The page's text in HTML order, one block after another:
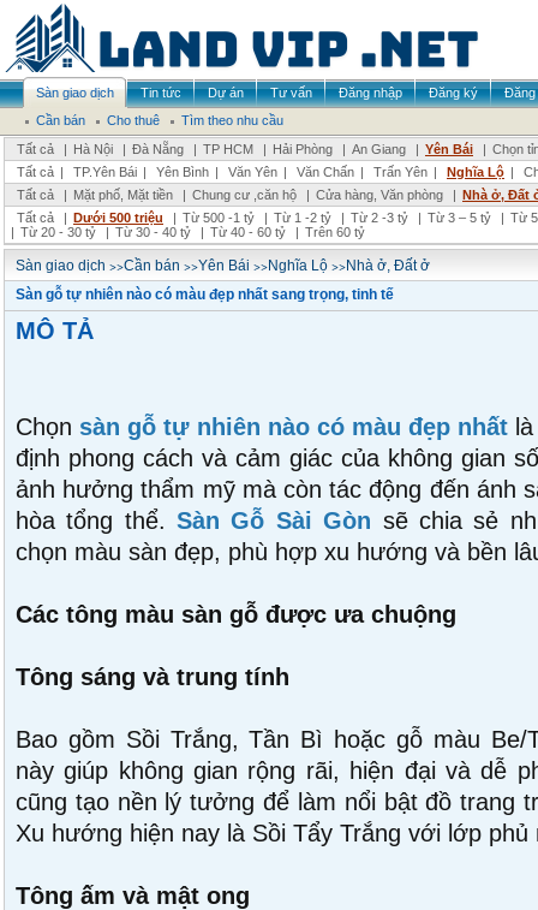
Sàn giao dịch Tin tức Dự án Tư vấn Đăng nhập Đăng ký
Đăng
Cần bán
Cho thuê
Tìm theo nhu cầu
Tất cả
| Hà Nội | Đà Nẵng | TP HCM | Hải Phòng | An Giang | Yên Bái | Chọn
Tất cả | TP.Yên Bái | Yên Bình | Văn Yên | Văn Chấn | Trấn Yên | Nghĩa Lộ |
Tất cả
| Mặt phố, Mặt tiền | Chung cư ,căn hộ | Cửa hàng, Văn phòng | Nhà ở, Đất
Tất cả
| Dưới 500 triệu | Từ 500 -1 tỷ | Từ 1 -2 tỷ | Từ 2 -3 tỷ | Từ 3 – 5 tỷ | Từ
| Từ 20 - 30 tỷ | Từ 30 - 40 tỷ | Từ 40 - 60 tỷ | Trên 60 tỷ
Sàn giao dịch >>Cần bán >>Yên Bái >>Nghĩa Lộ >>Nhà ở, Đất ở
Sàn gỗ tự nhiên nào có màu đẹp nhất sang trọng, tinh tế
MÔ TẢ
Chọn sàn gỗ tự nhiên nào có màu đẹp nhất
định phong cách và cảm giác của không gian
ảnh hưởng thẩm mỹ mà còn tác động đến ánh
hòa tổng thể.Sàn Gỗ Sài Gòn sẽ chia sẻ
chọn màu sàn đẹp, phù hợp xu hướng và bền
Các tông màu sàn gỗ được ưa chuộng
Tông sáng và trung tính
Bao gồm Sồi Trắng, Tần Bì hoặc gỗ màu Be/
này giúp không gian rộng rãi, hiện đại và dễ
cũng tạo nền lý tưởng để làm nổi bật đồ trang
Xu hướng hiện nay là Sồi Tẩy Trắng với lớp
Tông ấm và mật ong